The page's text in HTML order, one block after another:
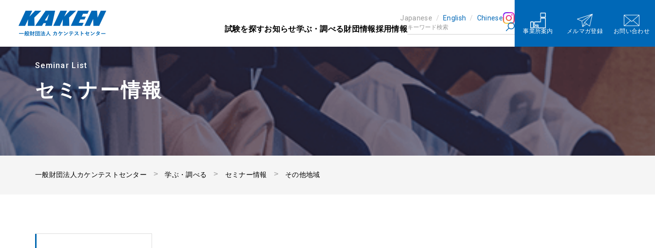
Japanese English Chinese
試験を探すお知らせ学ぶ・調べる財団情報採用情報 事業所案内 メルマガ登録 お問い合わせ
Seminar List
セミナー情報
一般財団法人カケンテストセンター 学ぶ・調べる セミナー情報 その他地域